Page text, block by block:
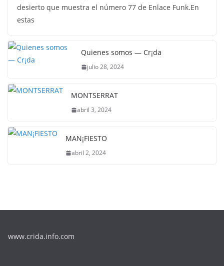
desierto que muestra el número 77 de Enlace Funk.En
estas
Quienes somos — Cr¡da
julio 28, 2024
MONTSERRAT
abril 3, 2024
MAN¡FIESTO
abril 2, 2024
www.crida.info.com